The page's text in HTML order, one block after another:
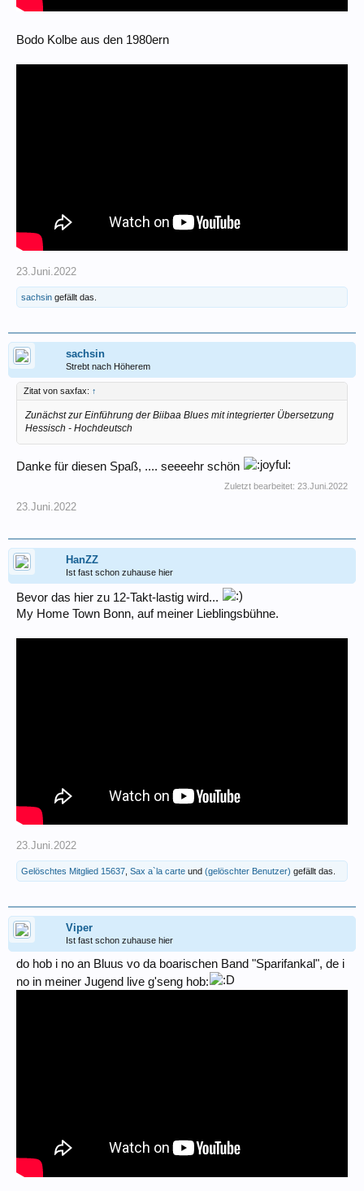
Bodo Kolbe aus den 1980ern
23.Juni.2022
sachsin gefällt das.
sachsin
Strebt nach Höherem
Zitat von saxfax: ↑
Zunächst zur Einführung der Biibaa Blues mit integrierter Übersetzung
Hessisch - Hochdeutsch
Danke für diesen Spaß, .... seeeehr schön
Zuletzt bearbeitet: 23.Juni.2022
23.Juni.2022
HanZZ
Ist fast schon zuhause hier
Bevor das hier zu 12-Takt-lastig wird...
My Home Town Bonn, auf meiner Lieblingsbühne.
23.Juni.2022
Gelöschtes Mitglied 15637 Sax a`la carte und (gelöschter Benutzer) gefällt das.
Viper
Ist fast schon zuhause hier
do hob i no an Bluus vo da boarischen Band "Sparifankal", de i
no in meiner Jugend live g'seng hob: